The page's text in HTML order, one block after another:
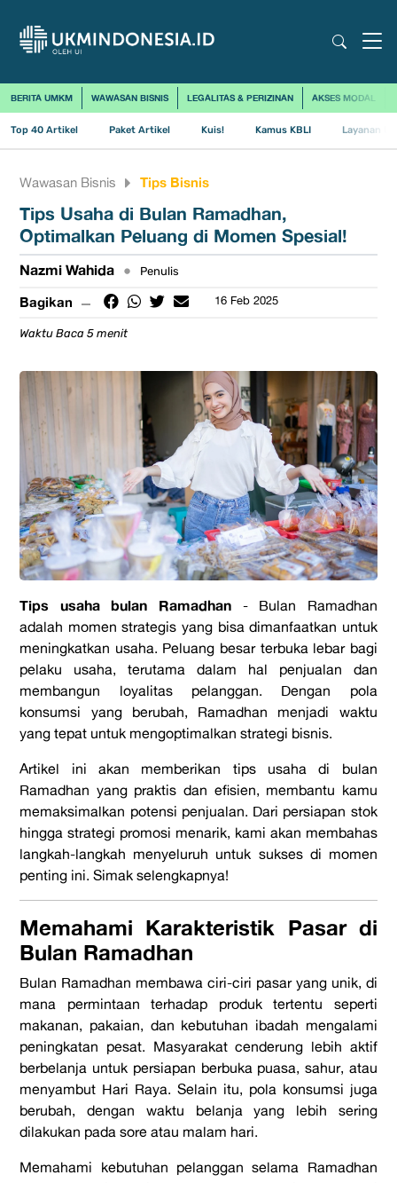
BERITA UMKM WAWASAN BISNIS LEGALITAS & PERIZINAN AKSES MODAL
Top 40 Artikel Paket Artikel Kuis! Kamus KBLI Layanan
Wawasan Bisnis Tips Bisnis
Tips Usaha di Bulan Ramadhan,
Optimalkan Peluang di Momen Spesial!
Nazmi Wahida • Penulis
Bagikan 16 Feb 2025
Waktu Baca 5 menit
Tips usaha bulan Ramadhan - Bulan Ramadhan
adalah momen strategis yang bisa dimanfaatkan untuk
meningkatkan usaha. Peluang besar terbuka lebar bagi
pelaku usaha, terutama dalam hal penjualan dan
membangun loyalitas pelanggan. Dengan pola
konsumsi yang berubah, Ramadhan menjadi waktu
yang tepat untuk mengoptimalkan strategi bisnis.
Artikel ini akan memberikan tips usaha di bulan
Ramadhan yang praktis dan efisien, membantu kamu
memaksimalkan potensi penjualan. Dari persiapan stok
hingga strategi promosi menarik, kami akan membahas
langkah-langkah menyeluruh untuk sukses di momen
penting ini. Simak selengkapnya!
Memahami Karakteristik Pasar di
Bulan Ramadhan
Bulan Ramadhan membawa ciri-ciri pasar yang unik, di
mana permintaan terhadap produk tertentu seperti
makanan, pakaian, dan kebutuhan ibadah mengalami
peningkatan pesat. Masyarakat cenderung lebih aktif
berbelanja untuk persiapan berbuka puasa, sahur, atau
menyambut Hari Raya. Selain itu, pola konsumsi juga
berubah, dengan waktu belanja yang lebih sering
dilakukan pada sore atau malam hari.
Memahami kebutuhan pelanggan selama Ramadhan